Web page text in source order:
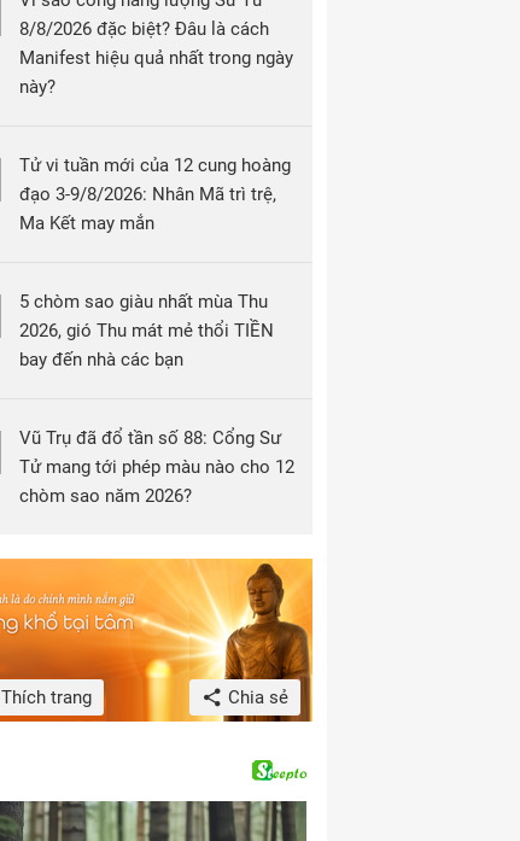
8/8/2026 đặc biệt? Đâu là cách
Manifest hiệu quả nhất trong ngày
này?
Tử vi tuần mới của 12 cung hoàng
đạo 3-9/8/2026: Nhân Mã trì trệ,
Ma Kết may mắn
5 chòm sao giàu nhất mùa Thu
2026, gió Thu mát mẻ thổi TIỀN
bay đến nhà các bạn
Vũ Trụ đã đổ tần số 88: Cổng Sư
Tử mang tới phép màu nào cho 12
chòm sao năm 2026?
Thích trang Chia sẻ